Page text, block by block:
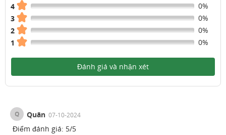
4
0%
3
0%
2
0%
1
0%
Đánh giá và nhận xét
Q Quân 07-10-2024
Điểm đánh giá: 5/5